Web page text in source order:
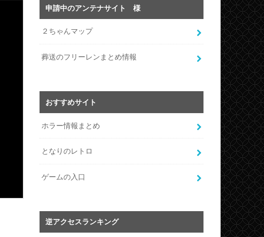
申請中のアンテナサイト 様
２ちゃんマップ
葬送のフリーレンまとめ情報
おすすめサイト
ホラー情報まとめ
となりのレトロ
ゲームの入口
逆アクセスランキング